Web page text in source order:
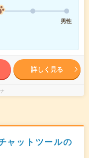
男性
詳しく見る
ャットツールの